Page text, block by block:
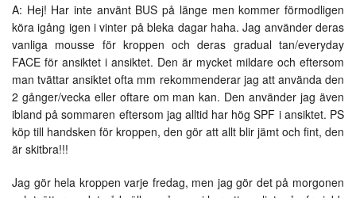
A: Hej! Har inte använt BUS på länge men kommer förmodligen
köra igång igen i vinter på bleka dagar haha. Jag använder deras
vanliga mousse för kroppen och deras gradual tan/everyday
FACE för ansiktet i ansiktet. Den är mycket mildare och eftersom
man tvättar ansiktet ofta mm rekommenderar jag att använda den
2 gånger/vecka eller oftare om man kan. Den använder jag även
ibland på sommaren eftersom jag alltid har hög SPF i ansiktet. PS
köp till handsken för kroppen, den gör att allt blir jämt och fint, den
är skitbra!!!
Jag gör hela kroppen varje fredag, men jag gör det på morgonen